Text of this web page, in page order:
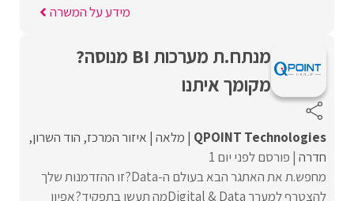
מידע על המשרה
מנתח.ת מערכות BI מנוסה?
מקומך איתנו
QPOINT Technologies מלאה איזור המרכז הוד השרון
חדרה פורסם לפני יום 1
מחפש.ת את האתגר הבא בעולם ה-Data?זו ההזדמנות שלך
להצטרף למערך Digital & Dataמה תעשו בתפקיד?אפיון